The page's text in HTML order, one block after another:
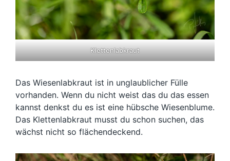
Klettenlabkraut
Das Wiesenlabkraut ist in unglaublicher Fülle
vorhanden. Wenn du nicht weist das du das essen
kannst denkst du es ist eine hübsche Wiesenblume.
Das Klettenlabkraut musst du schon suchen, das
wächst nicht so flächendeckend.